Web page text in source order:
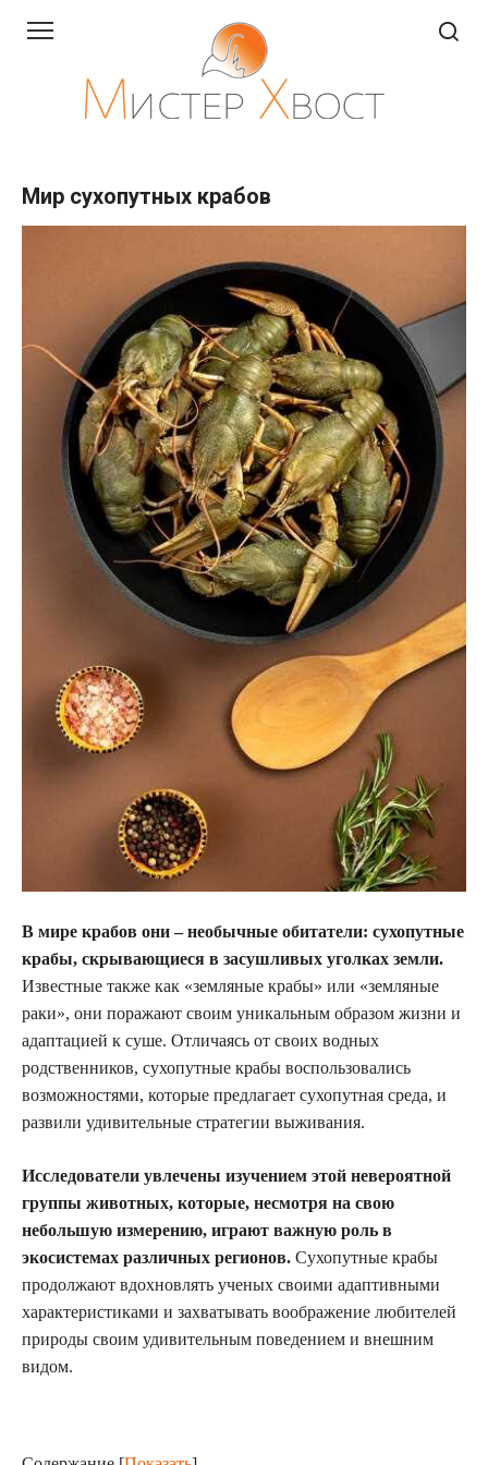
Мир сухопутных крабов
В мире крабов они – необычные обитатели: сухопутные
крабы, скрывающиеся в засушливых уголках земли.
Известные также как «земляные крабы» или «земляные
раки», они поражают своим уникальным образом жизни и
адаптацией к суше. Отличаясь от своих водных
родственников, сухопутные крабы воспользовались
возможностями, которые предлагает сухопутная среда, и
развили удивительные стратегии выживания.
Исследователи увлечены изучением этой невероятной
группы животных, которые, несмотря на свою
небольшую измерению, играют важную роль в
экосистемах различных регионов. Сухопутные крабы
продолжают вдохновлять ученых своими адаптивными
характеристиками и захватывать воображение любителей
природы своим удивительным поведением и внешним
видом.